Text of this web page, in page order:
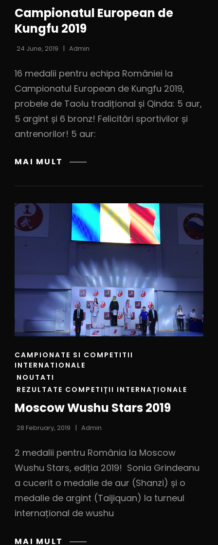
Campionatul European de
Kungfu 2019
24 June, 2019 Admin
16 medalii pentru echipa României la
Campionatul European de Kungfu 2019,
probele de Taolu tradițional și Qinda: 5 aur,
5 argint și 6 bronz! Felicitări sportivilor și
antrenorilor! 5 aur:
MAI MULT
CAMPIONATE SI COMPETITII
INTERNATIONALE
NOUTATI
REZULTATE COMPETIȚII INTERNAȚIONALE
Moscow Wushu Stars 2019
28 February, 2019 Admin
2 medalii pentru România la Moscow
Wushu Stars, ediția 2019! Sonia Grindeanu
a cucerit o medalie de aur (Shanzi) și o
medalie de argint (Taijiquan) la turneul
internațional de wushu
MAI MULT